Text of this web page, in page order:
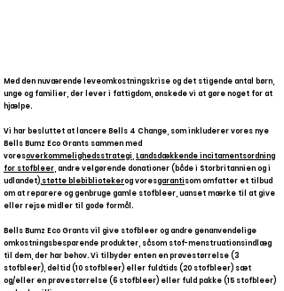
Med den nuværende leveomkostningskrise og det stigende antal børn,
unge og familier, der lever i fattigdom, ønskede vi at gøre noget for at
hjælpe.
Vi har besluttet at lancere Bells 4 Change, som inkluderer vores nye
Bells Bumz Eco Grants sammen med
voresoverkommelighedsstrategi Landsdækkende incitamentsordning
for stofbleer , andre velgørende donationer (både i Storbritannien og i
udlandet), støtte blebibliotekerog voresgarantisom omfatter et tilbud
om at reparere og genbruge gamle stofbleer, uanset mærke til at give
eller rejse midler til gode formål.
Bells Bumz Eco Grants vil give stofbleer og andre genanvendelige
omkostningsbesparende produkter, såsom stof-menstruationsindlæg
til dem, der har behov. Vi tilbyder enten en prøvestørrelse (3
stofbleer), deltid (10 stofbleer) eller fuldtids (20 stofbleer) sæt
og/eller en prøvestørrelse (6 stofbleer) eller fuld pakke (15 stofbleer)